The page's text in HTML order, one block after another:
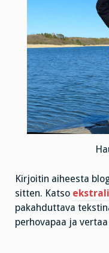
Kirjoitin aiheesta
sitten. Katso
pakahduttava
perhovapaa ja